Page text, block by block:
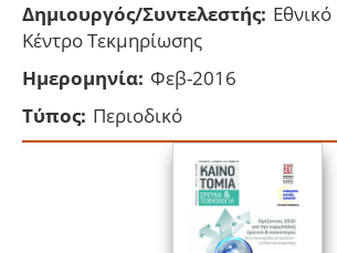
Δημιουργός/Συντελεστής: Εθνικό
Κέντρο Τεκμηρίωσης
Ημερομηνία: Φεβ-2016
Τύπος: Περιοδικό